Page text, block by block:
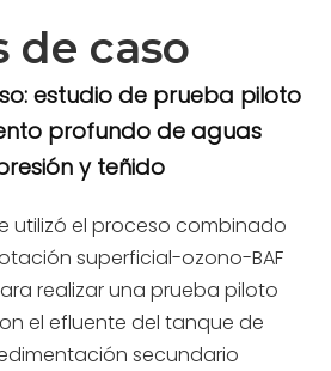
de caso
estudio de prueba piloto
profundo de aguas
y teñido
utilizó el proceso combinado
superficial-ozono-BAF
realizar una prueba piloto
el efluente del tanque de
secundario